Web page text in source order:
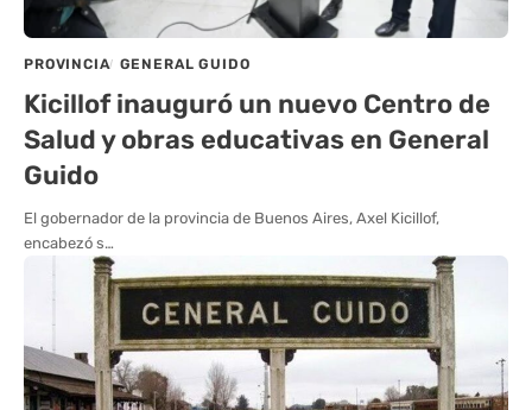
PROVINCIA GENERAL GUIDO
Kicillof inauguró un nuevo Centro de
Salud y obras educativas en General
Guido
El gobernador de la provincia de Buenos Aires, Axel Kicillof,
encabezó s…